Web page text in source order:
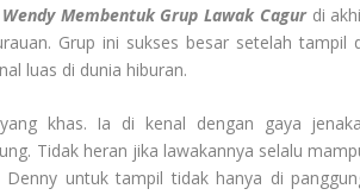
Membentuk Grup Lawak Cagurdi
Grup ini sukses besar setelah tampil
luas di dunia hiburan.
khas. Ia di kenal dengan gaya
Tidak heran jika lawakannya selalu
untuk tampil tidak hanya di